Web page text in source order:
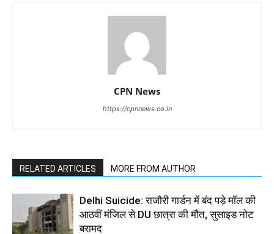
CPN News
https://cpnnews.co.in
RELATED ARTICLES MORE FROM AUTHOR
Delhi Suicide: राजौरी गार्डन में बंद पड़े मॉल की
आठवीं मंजिल से DU छात्रा की मौत, सुसाइड नोट
बरामद